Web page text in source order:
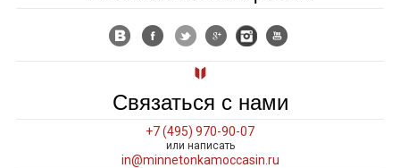
Связаться с нами
+7 (495) 970-90-07
или написать
in@minnetonkamoccasin.ru